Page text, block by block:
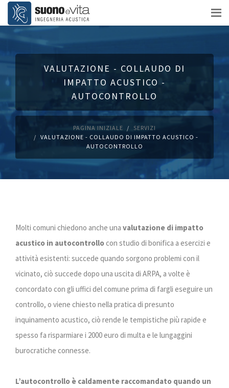
VALUTAZIONE - COLLAUDO DI
IMPATTO ACUSTICO -
AUTOCONTROLLO
PAGINA INIZIALE
SERVIZI
VALUTAZIONE - COLLAUDO DI IMPATTO ACUSTICO -
AUTOCONTROLLO
Molti comuni chiedono anche una valutazione di impatto
acustico in autocontrollocon studio di bonifica a esercizi e
attività esistenti: succede quando sorgono problemi con il
vicinato, ciò succede dopo una uscita di ARPA, a volte è
concordato con gli uffici del comune prima di fargli eseguire un
controllo, o viene chiesto nella pratica di presunto
inquinamento acustico, ciò rende le tempistiche più rapide e
spesso fa risparmiare i 2000 euro di multa e le lungaggini
burocratiche connesse.
L’autocontrollo è caldamente raccomandato quando un